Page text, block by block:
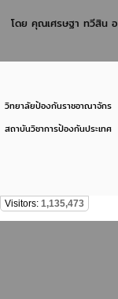
โดย คุณเศรษฐา ทวีสิน
วิทยาลัยป้องกันราชอาณาจักร
สถาบันวิชาการป้องกันประเทศ
Visitors: 1,135,473